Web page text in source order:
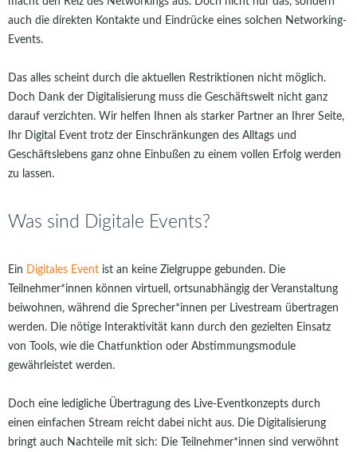
auch die direkten Kontakte und Eindrücke eines solchen Networking-
Events.
Das alles scheint durch die aktuellen Restriktionen nicht möglich.
Doch Dank der Digitalisierung muss die Geschäftswelt nicht ganz
darauf verzichten. Wir helfen Ihnen als starker Partner an Ihrer Seite,
Ihr Digital Event trotz der Einschränkungen des Alltags und
Geschäftslebens ganz ohne Einbußen zu einem vollen Erfolg werden
zu lassen.
Was sind Digitale Events?
Ein Digitales Event ist an keine Zielgruppe gebunden. Die
Teilnehmer*innen können virtuell, ortsunabhängig der Veranstaltung
beiwohnen, während die Sprecher*innen per Livestream übertragen
werden. Die nötige Interaktivität kann durch den gezielten Einsatz
von Tools, wie die Chatfunktion oder Abstimmungsmodule
gewährleistet werden.
Doch eine ledigliche Übertragung des Live-Eventkonzepts durch
einen einfachen Stream reicht dabei nicht aus. Die Digitalisierung
bringt auch Nachteile mit sich: Die Teilnehmer*innen sind verwöhnt